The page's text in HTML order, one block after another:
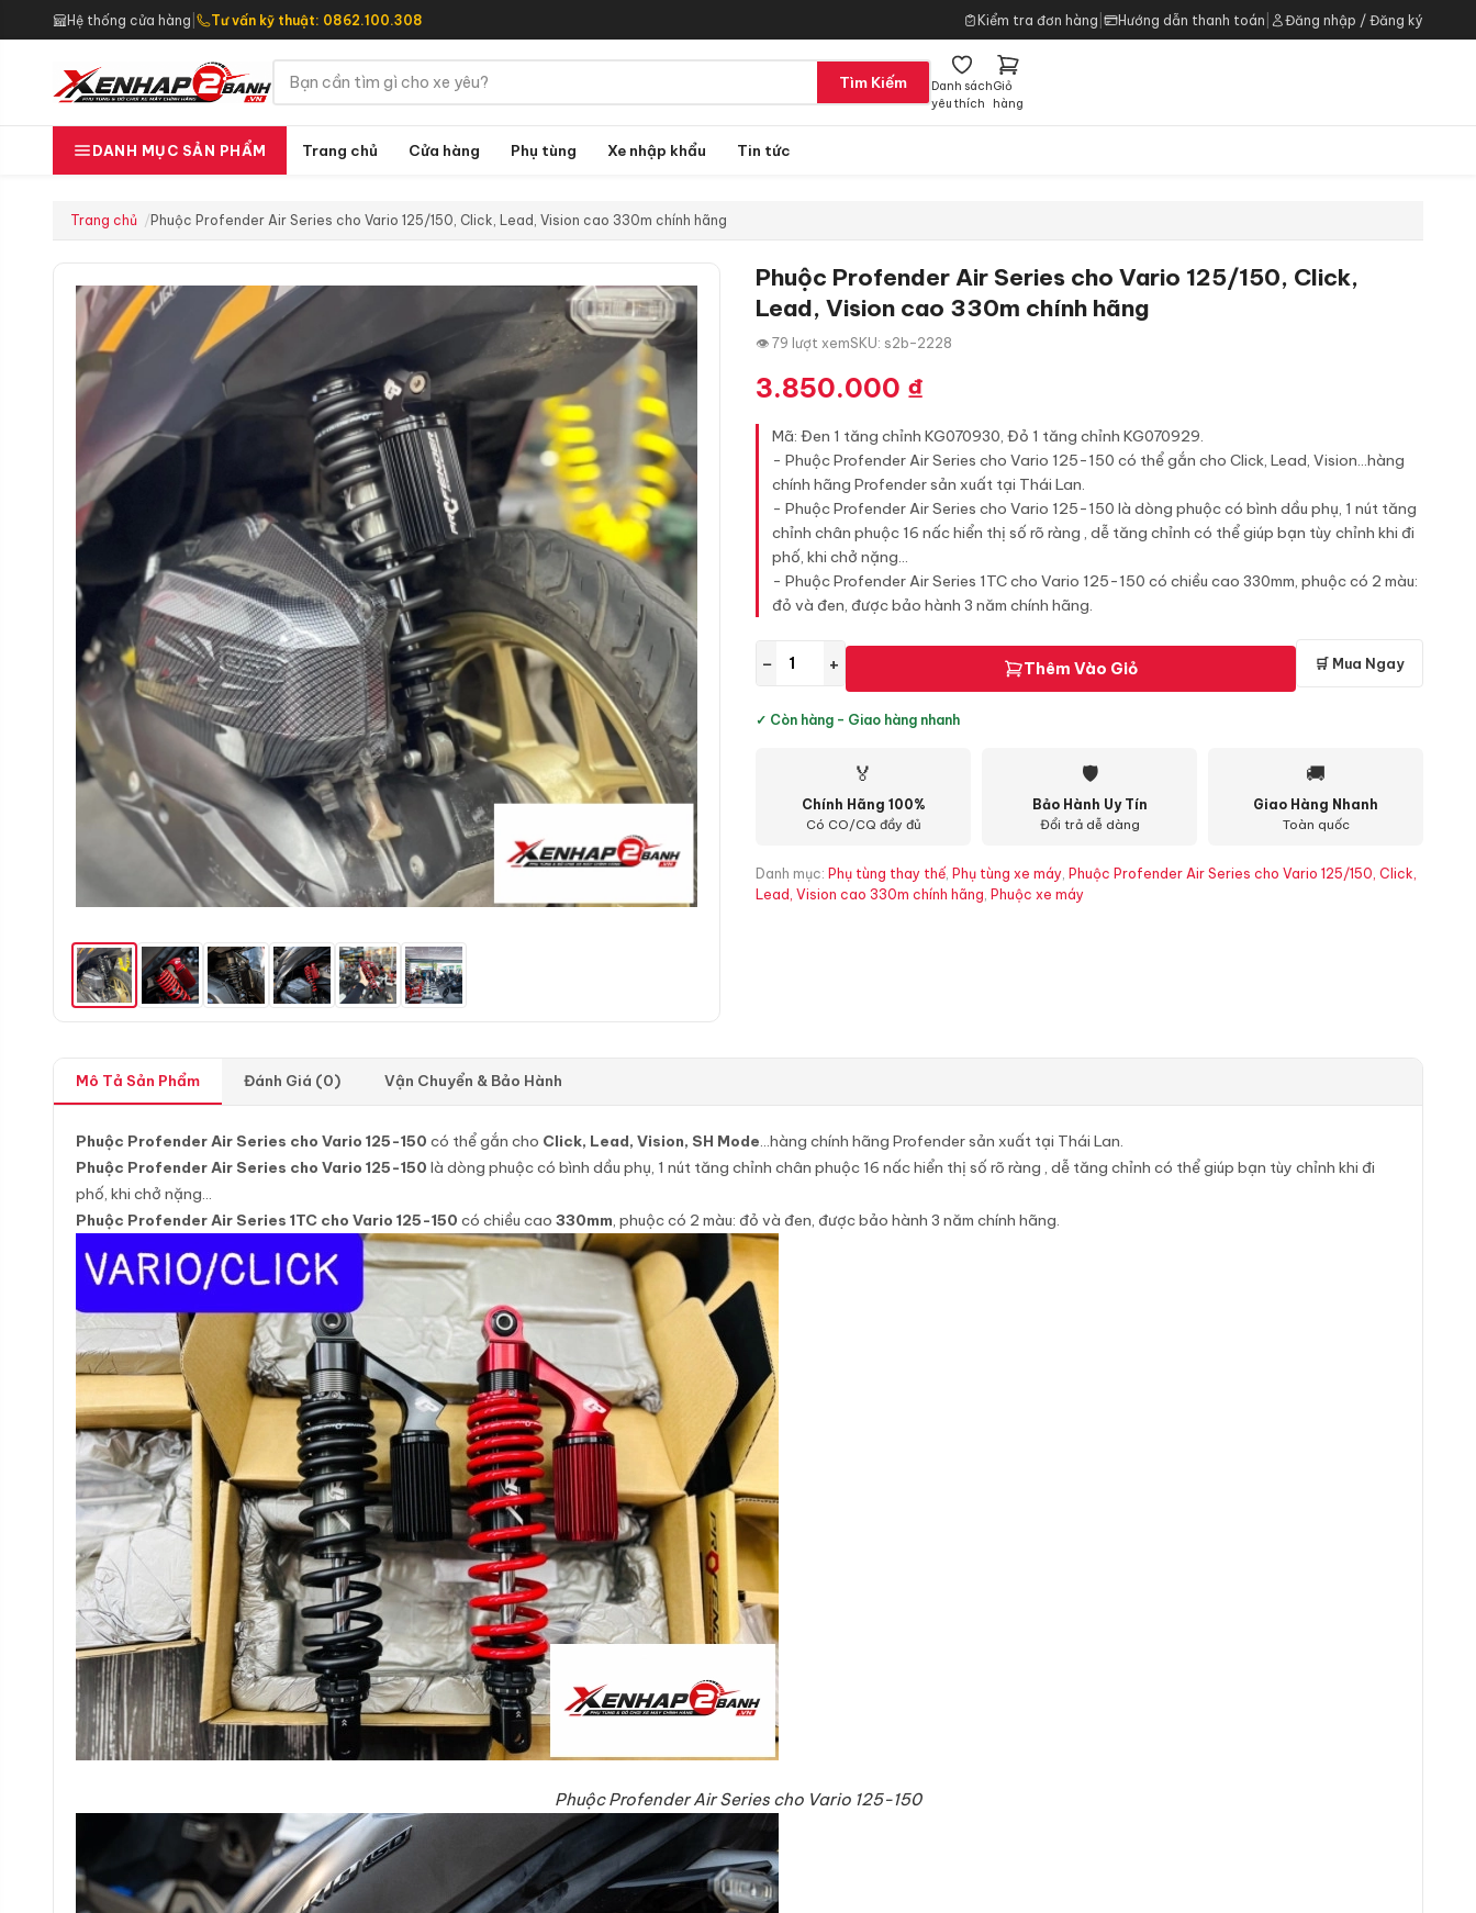
Hệ thống cửa hàng Tư vấn kỹ thuật: 0862.100.308 Kiểm tra đơn hàng Hướng dẫn thanh toán Đăng nhập / Đăng ký
Tìm Kiếm
Danh sách
yêu thích
Giỏ
hàng
DANH MỤC SẢN PHẨM Trang chủ Cửa hàng Phụ tùng Xe nhập khẩu Tin tức
Trang chủ Phuộc Profender Air Series cho Vario 125/150, Click, Lead, Vision cao 330m chính hãng
Phuộc Profender Air Series cho Vario 125/150, Click,
Lead, Vision cao 330m chính hãng
👁 79 lượt xemSKU: s2b-2228
3.850.000 ₫
Mã: Đen 1 tăng chỉnh KG070930, Đỏ 1 tăng chỉnh KG070929.
- Phuộc Profender Air Series cho Vario 125-150 có thể gắn cho Click, Lead, Vision...hàng
chính hãng Profender sản xuất tại Thái Lan.
- Phuộc Profender Air Series cho Vario 125-150 là dòng phuộc có bình dầu phụ, 1 nút tăng
chỉnh chân phuộc 16 nấc hiển thị số rõ ràng , dễ tăng chỉnh có thể giúp bạn tùy chỉnh khi đi
phố, khi chở nặng...
- Phuộc Profender Air Series 1TC cho Vario 125-150 có chiều cao 330mm, phuộc có 2 màu:
đỏ và đen, được bảo hành 3 năm chính hãng.
− + Thêm Vào Giỏ 🛒 Mua Ngay
✓ Còn hàng - Giao hàng nhanh
🏅
Chính Hãng 100%
Có CO/CQ đầy đủ
🛡
Bảo Hành Uy Tín
Đổi trả dễ dàng
🚚
Giao Hàng Nhanh
Toàn quốc
Danh mục: Phụ tùng thay thế, Phụ tùng xe máy, Phuộc Profender Air Series cho Vario 125/150, Click,
Lead, Vision cao 330m chính hãng, Phuộc xe máy
Mô Tả Sản Phẩm Đánh Giá (0) Vận Chuyển & Bảo Hành
Phuộc Profender Air Series cho Vario 125-150 có thể gắn cho Click, Lead, Vision, SH Mode…hàng chính hãng Profender sản xuất tại Thái Lan.
Phuộc Profender Air Series cho Vario 125-150 là dòng phuộc có bình dầu phụ, 1 nút tăng chỉnh chân phuộc 16 nấc hiển thị số rõ ràng , dễ tăng chỉnh có thể giúp bạn tùy chỉnh khi đi
phố, khi chở nặng…
Phuộc Profender Air Series 1TC cho Vario 125-150 có chiều cao 330mm, phuộc có 2 màu: đỏ và đen, được bảo hành 3 năm chính hãng.
Phuộc Profender Air Series cho Vario 125-150